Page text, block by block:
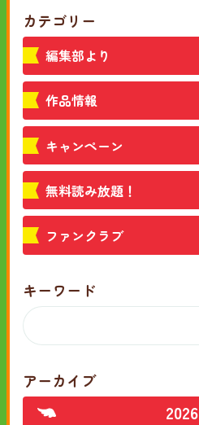
カテゴリー
編集部より
作品情報
キャンペーン
無料読み放題！
ファンクラブ
キーワード
アーカイブ
2026